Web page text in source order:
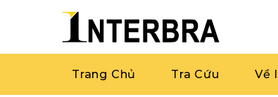
Trang Chủ Tra Cứu Về